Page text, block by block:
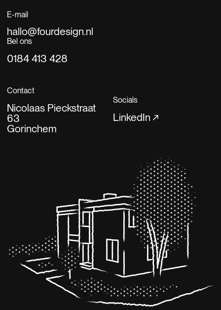
E-mail
hallo@fourdesign.nl
Bel ons
0184 413 428
Contact
Nicolaas Pieckstraat
63
Gorinchem
Socials
LinkedIn